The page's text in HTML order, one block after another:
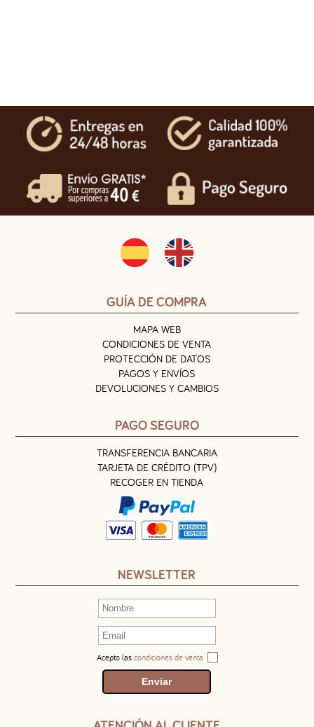
GUÍA DE COMPRA
MAPA WEB
CONDICIONES DE VENTA
PROTECCIÓN DE DATOS
PAGOS Y ENVÍOS
DEVOLUCIONES Y CAMBIOS
PAGO SEGURO
TRANSFERENCIA BANCARIA
TARJETA DE CRÉDITO (TPV)
RECOGER EN TIENDA
NEWSLETTER
Acepto las condiciones de venta